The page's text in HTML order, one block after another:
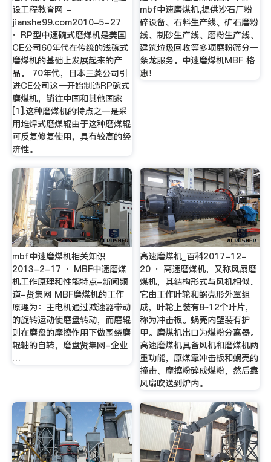
设工程教育网 -
jianshe99.com2010-5-27
· RP型中速碗式磨煤机是美国
CE公司60年代在传统的浅碗式
磨煤机的基础上发展起来的产
品。 70年代，日本三菱公司引
进CE公司这一开始制造RP碗式
磨煤机，销往中国和其他国家
[1].这种磨煤机的特点之一是采
用堆焊式磨煤辊由于这种磨煤辊
可反复修复使用，具有较高的经
济性。
mbf中速磨煤机,提供沙石厂粉
碎设备、石料生产线、矿石磨粉
线、制砂生产线、磨粉生产线、
建筑垃圾回收等多项磨粉筛分一
条龙服务。中速磨煤机MBF 格
惠！
mbf中速磨煤机相关知识
2013-2-17 · MBF中速磨煤
机工作原理和性能特点-新闻频
道-贤集网 MBF磨煤机的工作
原理为：主电机通过减速器带动
的旋转运动使磨盘转动，而磨辊
则在磨盘的摩擦作用下做围绕磨
辊轴的自转，磨盘贤集网-企业
…
高速磨煤机_百科2017-12-
20 · 高速磨煤机，又称风扇磨
煤机，其结构形式与风机相似。
它由工作叶轮和蜗壳形外罩组
成，叶轮上装有8~12个叶片，
称为冲击板。蜗壳内壁装有护
甲。磨煤机出口为煤粉分离器。
高速磨煤机具备风机和磨煤机两
重功能，原煤靠冲击板和蜗壳的
撞击、摩擦粉碎成煤粉，然后靠
风扇吹送到炉内。